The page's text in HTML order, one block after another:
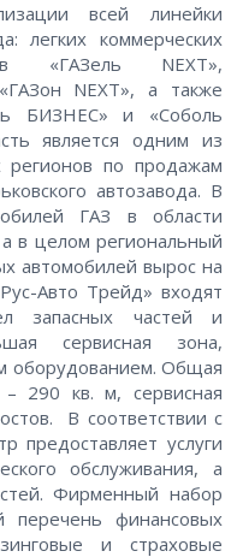
всей линейки
легких коммерческих
«ГАЗель NEXT»,
NEXT», а также
БИЗНЕС» и «Соболь
является одним из
по продажам
автозавода. В
ГАЗ в области
в целом региональный
автомобилей вырос на
Авто Трейд» входят
запасных частей и
сервисная зона,
оборудованием. Общая
290 кв. м, сервисная
В соответствии с
предоставляет услуги
обслуживания, а
Фирменный набор
перечень финансовых
и страховые